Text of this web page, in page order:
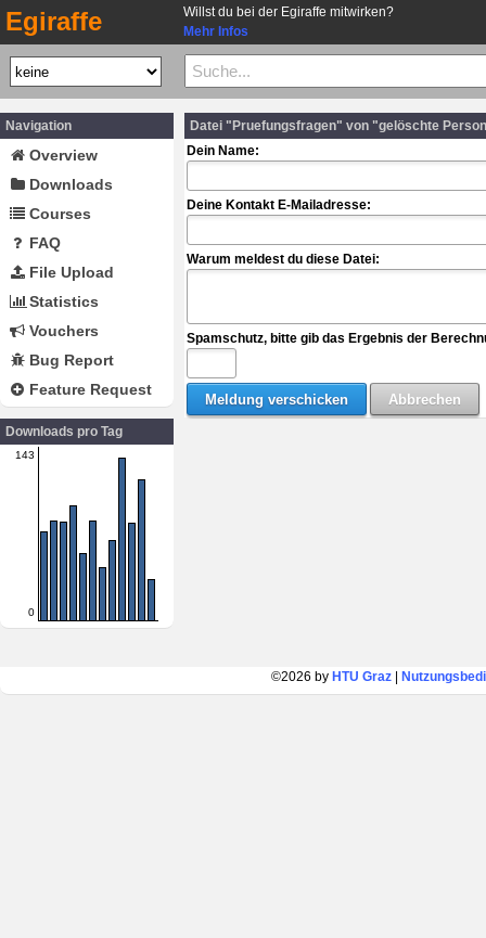
Egiraffe
Willst du bei der Egiraffe mitwirken?
Mehr Infos
Navigation
Overview
Downloads
Courses
FAQ
File Upload
Statistics
Vouchers
Bug Report
Feature Request
Downloads pro Tag
143
0
Datei "Pruefungsfragen" von "gelöschte
Dein Name:
Deine Kontakt E-Mailadresse:
Warum meldest du diese Datei:
Spamschutz, bitte gib das Ergebnis der
©2026 by HTU Graz|